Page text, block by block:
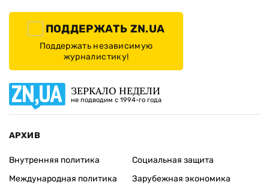
ПОДДЕРЖАТЬ ZN.UA
Поддержать независимую
журналистику!
ЗЕРКАЛО НЕДЕЛИ
не подводим с 1994-го года
АРХИВ
Внутренняя политика
Международная политика
Социальная защита
Зарубежная экономика